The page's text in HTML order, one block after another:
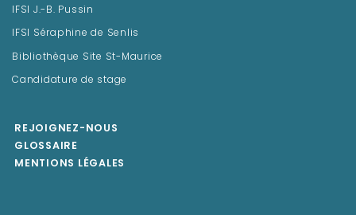
IFSI J.-B. Pussin
IFSI Séraphine de Senlis
Bibliothèque Site St-Maurice
Candidature de stage
REJOIGNEZ-NOUS
GLOSSAIRE
MENTIONS LÉGALES